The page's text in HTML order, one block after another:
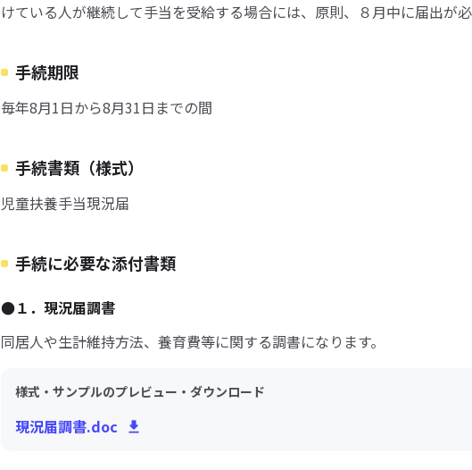
けている人が継続して手当を受給する場合には、原則、８月中に届出が必
手続期限
毎年8月1日から8月31日までの間
手続書類（様式）
児童扶養手当現況届
手続に必要な添付書類
●１．現況届調書
同居人や生計維持方法、養育費等に関する調書になります。
様式・サンプルのプレビュー・ダウンロード
現況届調書.doc